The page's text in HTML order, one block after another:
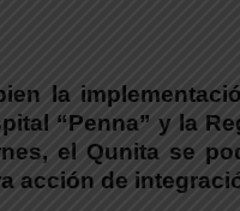
la
“Penna” y la
el Qunita se
acción de